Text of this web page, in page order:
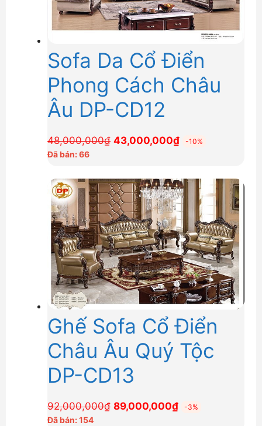
Sofa Da Cổ Điển
Phong Cách Châu
Âu DP-CD12
48,000,000₫ Giá
48,000,000₫.
43,000,000₫Giá
là:
43,000,000₫.
-10%
Đã bán: 66
Ghế Sofa Cổ Điển
Châu Âu Quý Tộc
DP-CD13
92,000,000₫ Giá
89,000,000₫Giá
-3%
Đã bán: 154